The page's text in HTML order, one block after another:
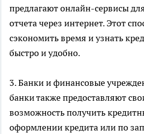
предлагают онлайн-сервисы
отчета через интернет. Этот
сэкономить время и узнать
быстро и удобно.
3. Банки и финансовые
банки также предоставляют
возможность получить
оформлении кредита или по